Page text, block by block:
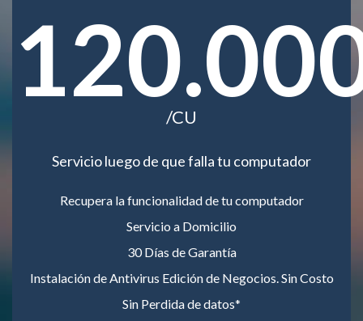
/CU
Servicio luego de que falla tu computador
Recupera la funcionalidad de tu computador
Servicio a Domicilio
30 Días de Garantía
Instalación de Antivirus Edición de Negocios. Sin Costo
Sin Perdida de datos*